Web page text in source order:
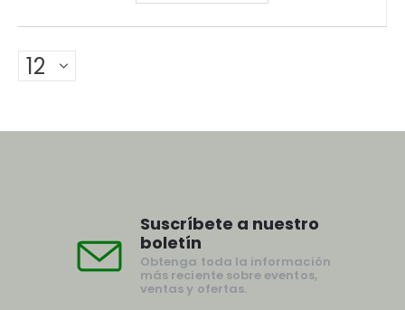
Suscríbete a nuestro
boletín
Obtenga toda la información
más reciente sobre eventos,
ventas y ofertas.